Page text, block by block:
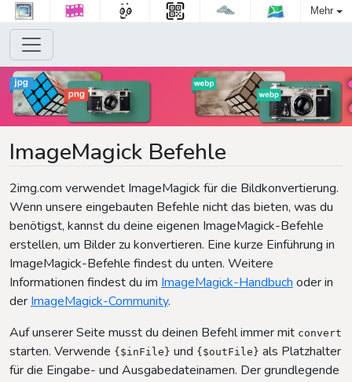
Mehr
ImageMagick Befehle
2img.com verwendet ImageMagick für die Bildkonvertierung.
Wenn unsere eingebauten Befehle nicht das bieten, was du
benötigst, kannst du deine eigenen ImageMagick-Befehle
erstellen, um Bilder zu konvertieren. Eine kurze Einführung in
ImageMagick-Befehle findest du unten. Weitere
Informationen findest du im ImageMagick-Handbuch oder in
der ImageMagick-Community.
Auf unserer Seite musst du deinen Befehl immer mit convert
starten. Verwende {$inFile} und {$outFile} als Platzhalter
für die Eingabe- und Ausgabedateinamen. Der grundlegende